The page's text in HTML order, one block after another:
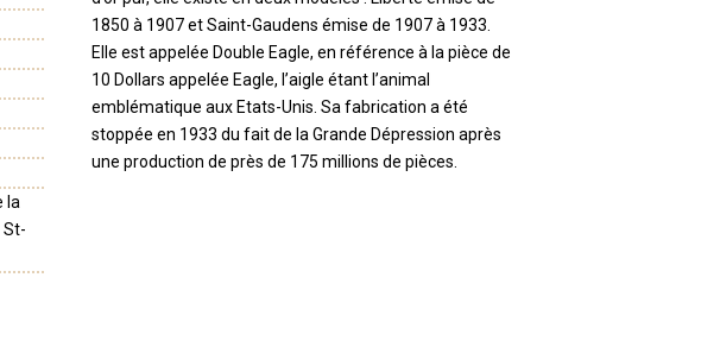
la
St-
1850 à 1907 et Saint-Gaudens émise de 1907 à 1933.
Elle est appelée Double Eagle, en référence à la pièce de
10 Dollars appelée Eagle, l’aigle étant l’animal
emblématique aux Etats-Unis. Sa fabrication a été
stoppée en 1933 du fait de la Grande Dépression après
une production de près de 175 millions de pièces.